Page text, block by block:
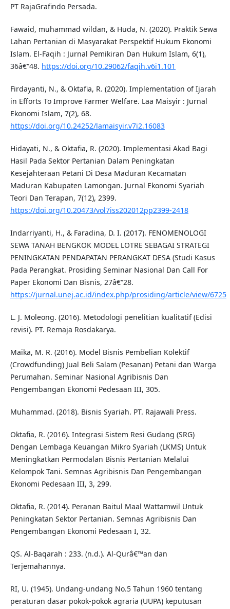
PT RajaGrafindo Persada.
Fawaid, muhammad wildan, & Huda, N. (2020). Praktik Sewa
Lahan Pertanian di Masyarakat Perspektif Hukum Ekonomi
Islam. El-Faqih : Jurnal Pemikiran Dan Hukum Islam, 6(1),
36â€“48. https://doi.org/10.29062/faqih.v6i1.101
Firdayanti, N., & Oktafia, R. (2020). Implementation of Ijarah
in Efforts To Improve Farmer Welfare. Laa Maisyir : Jurnal
Ekonomi Islam, 7(2), 68.
https://doi.org/10.24252/lamaisyir.v7i2.16083
Hidayati, N., & Oktafia, R. (2020). Implementasi Akad Bagi
Hasil Pada Sektor Pertanian Dalam Peningkatan
Kesejahteraan Petani Di Desa Maduran Kecamatan
Maduran Kabupaten Lamongan. Jurnal Ekonomi Syariah
Teori Dan Terapan, 7(12), 2399.
https://doi.org/10.20473/vol7iss202012pp2399-2418
Indarriyanti, H., & Faradina, D. I. (2017). FENOMENOLOGI
SEWA TANAH BENGKOK MODEL LOTRE SEBAGAI STRATEGI
PENINGKATAN PENDAPATAN PERANGKAT DESA (Studi Kasus
Pada Perangkat. Prosiding Seminar Nasional Dan Call For
Paper Ekonomi Dan Bisnis, 27â€“28.
https://jurnal.unej.ac.id/index.php/prosiding/article/view/6725
L. J. Moleong. (2016). Metodologi penelitian kualitatif (Edisi
revisi). PT. Remaja Rosdakarya.
Maika, M. R. (2016). Model Bisnis Pembelian Kolektif
(Crowdfunding) Jual Beli Salam (Pesanan) Petani dan Warga
Perumahan. Seminar Nasional Agribisnis Dan
Pengembangan Ekonomi Pedesaan III, 305.
Muhammad. (2018). Bisnis Syariah. PT. Rajawali Press.
Oktafia, R. (2016). Integrasi Sistem Resi Gudang (SRG)
Dengan Lembaga Keuangan Mikro Syariah (LKMS) Untuk
Meningkatkan Permodalan Bisnis Pertanian Melalui
Kelompok Tani. Semnas Agribisnis Dan Pengembangan
Ekonomi Pedesaan III, 3, 299.
Oktafia, R. (2014). Peranan Baitul Maal Wattamwil Untuk
Peningkatan Sektor Pertanian. Semnas Agribisnis Dan
Pengembangan Ekonomi Pedesaan I, 32.
QS. Al-Baqarah : 233. (n.d.). Al-Qurâ€™an dan
Terjemahannya.
RI, U. (1945). Undang-undang No.5 Tahun 1960 tentang
peraturan dasar pokok-pokok agraria (UUPA) keputusan